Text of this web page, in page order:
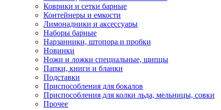
Коврики и сетки барные
Контейнеры и емкости
Лимонадники и аксессуары
Наборы барные
Нарзанники, штопора и пробки
Новинки
Ножи и ложки специальные, щипцы
Папки, книги и бланки
Подставки
Приспособления для бокалов
Приспособления для колки льда, мельницы, совки
Прочее